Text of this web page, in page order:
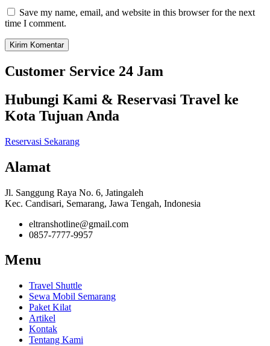
Save my name, email, and website in this browser for the next
time I comment.
Customer Service 24 Jam
Hubungi Kami & Reservasi Travel ke
Kota Tujuan Anda
Reservasi Sekarang
Alamat
Jl. Sanggung Raya No. 6, Jatingaleh
Kec. Candisari, Semarang, Jawa Tengah, Indonesia
eltranshotline@gmail.com
0857-7777-9957
Menu
Travel Shuttle
Sewa Mobil Semarang
Paket Kilat
Artikel
Kontak
Tentang Kami